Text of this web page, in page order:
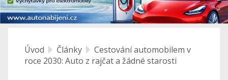
Úvod Články
Cestování automobilem v
roce 2030: Auto z rajčat a žádné starosti